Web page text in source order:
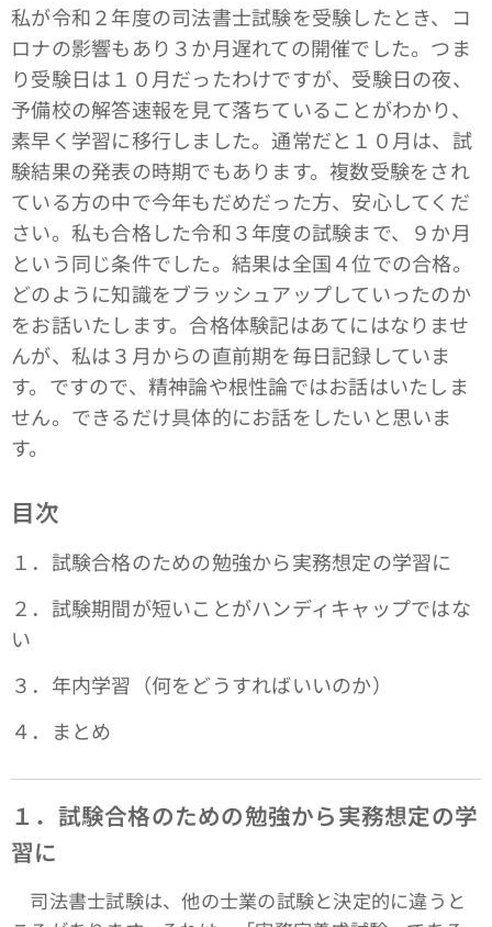
私が令和２年度の司法書士試験を受験したとき、コ
ロナの影響もあり３か月遅れての開催でした。つま
り受験日は１０月だったわけですが、受験日の夜、
予備校の解答速報を見て落ちていることがわかり、
素早く学習に移行しました。通常だと１０月は、試
験結果の発表の時期でもあります。複数受験をされ
ている方の中で今年もだめだった方、安心してくだ
さい。私も合格した令和３年度の試験まで、９か月
という同じ条件でした。結果は全国４位での合格。
どのように知識をブラッシュアップしていったのか
をお話いたします。合格体験記はあてにはなりませ
んが、私は３月からの直前期を毎日記録していま
す。ですので、精神論や根性論ではお話はいたしま
せん。できるだけ具体的にお話をしたいと思いま
す。
目次
１．試験合格のための勉強から実務想定の学習に
２．試験期間が短いことがハンディキャップではな
い
３．年内学習（何をどうすればいいのか）
４．まとめ
１．試験合格のための勉強から実務想定の学
習に
司法書士試験は、他の士業の試験と決定的に違うと